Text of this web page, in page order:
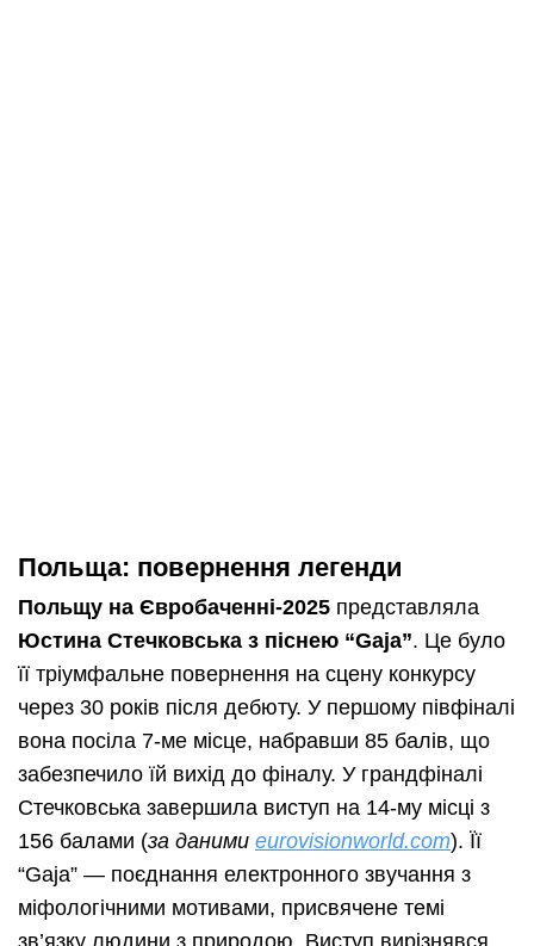
Польща: повернення легенди
Польщу на Євробаченні-2025 представляла
Юстина Стечковська з піснею “Gaja”. Це було
її тріумфальне повернення на сцену конкурсу
через 30 років після дебюту. У першому півфіналі
вона посіла 7-ме місце, набравши 85 балів, що
забезпечило їй вихід до фіналу. У грандфіналі
Стечковська завершила виступ на 14-му місці з
156 балами (за даними eurovisionworld.com). Її
“Gaja” — поєднання електронного звучання з
міфологічними мотивами, присвячене темі
зв’язку людини з природою. Виступ вирізнявся